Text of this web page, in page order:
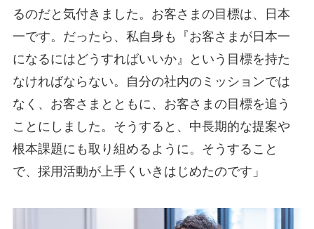
るのだと気付きました。お客さまの目標は、日本
一です。だったら、私自身も『お客さまが日本一
になるにはどうすればいいか』という目標を持た
なければならない。自分の社内のミッションでは
なく、お客さまとともに、お客さまの目標を追う
ことにしました。そうすると、中長期的な提案や
根本課題にも取り組めるように。そうすること
で、採用活動が上手くいきはじめたのです」